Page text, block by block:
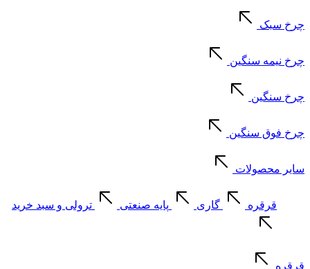
چرخ سبک
چرخ نیمه سنگین
چرخ سنگین
چرخ فوق سنگین
سایر محصولات
قرقره گاری پایه صنعتی ترولی و سبد خرید
قرقره